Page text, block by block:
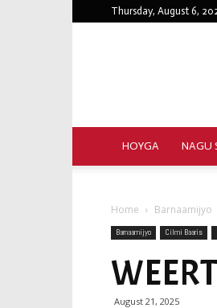
Thursday, August 6,
HOYGA NAGU
Home Barnaamijyo
Barnaamijyo Cilmi Baaris
August 21, 2025